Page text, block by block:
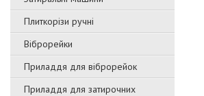
Плиткорізи ручні
Віброрейки
Приладдя для віброрейок
Приладдя для затирочниx